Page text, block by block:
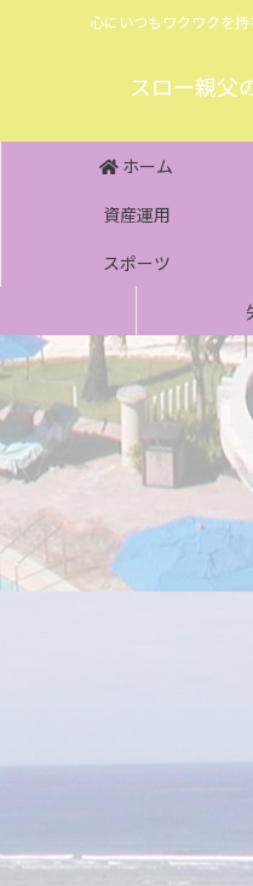
心にいつもワクワクを
スロー親父
ホーム
資産運用
スポーツ